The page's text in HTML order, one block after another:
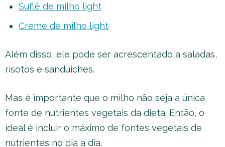
Suflê de milho light
Creme de milho light
Além disso, ele pode ser acrescentado a saladas,
risotos e sanduiches.
Mas é importante que o milho não seja a única
fonte de nutrientes vegetais da dieta. Então, o
ideal é incluir o máximo de fontes vegetais de
nutrientes no dia a dia.